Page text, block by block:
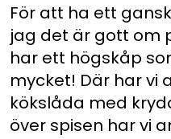
För att ha ett
jag det är gott om
har ett högskåp
mycket! Där har vi
kökslåda med
över spisen har vi